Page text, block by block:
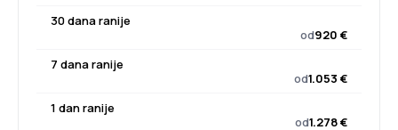
30 dana ranije
od920 €
7 dana ranije
od1.053 €
1 dan ranije
od1.278 €